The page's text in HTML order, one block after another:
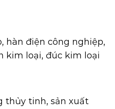
hàn điện công nghiệp,
kim loại, đúc kim loại
thủy tinh, sản xuất